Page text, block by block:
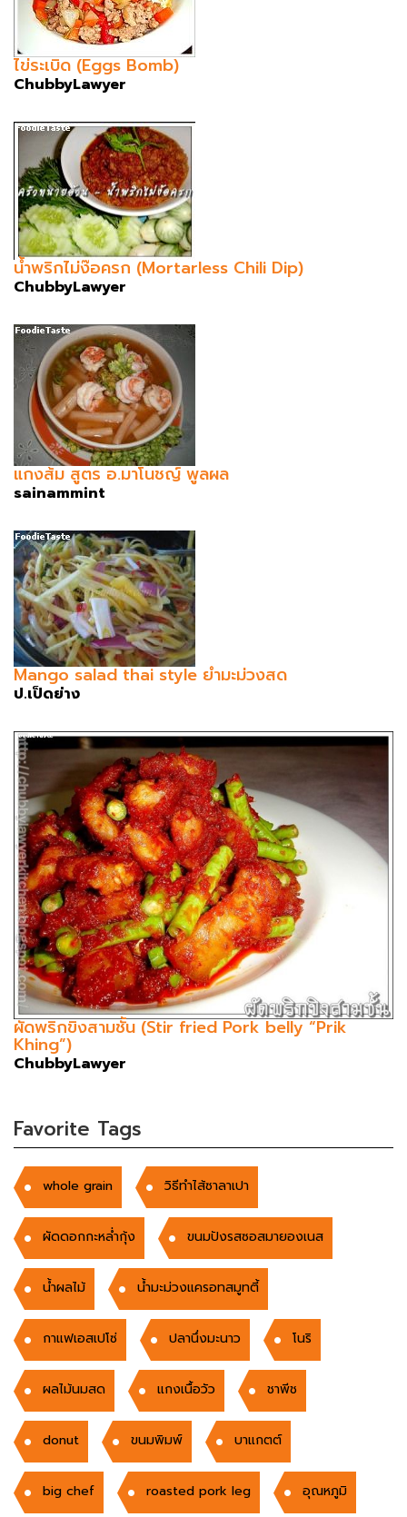
ไข่ระเบิด (Eggs Bomb)
ChubbyLawyer
น้ำพริกไม่ง๊อครก (Mortarless Chili Dip)
ChubbyLawyer
แกงส้ม สูตร อ.มาโนชญ์ พูลผล
sainammint
Mango salad thai style ยำมะม่วงสด
ป.เป็ดย่าง
ผัดพริกขิงสามชั้น (Stir fried Pork belly “Prik
Khing”)
ChubbyLawyer
Favorite Tags
whole grain วิธีทำไส้ซาลาเปา
ผัดดอกกะหล่ำกุ้ง ขนมปังรสซอสมายองเนส
นํ้าผลไม้ น้ำมะม่วงแครอทสมูทตี้
กาแฟเอสเปโซ่ ปลานึ่งมะนาว โนริ
ผลไม้นมสด แกงเนื้อวัว ชาพีช
donut ขนมพิมพ์ บาแกตต์
big chef roasted pork leg อุณหภูมิ